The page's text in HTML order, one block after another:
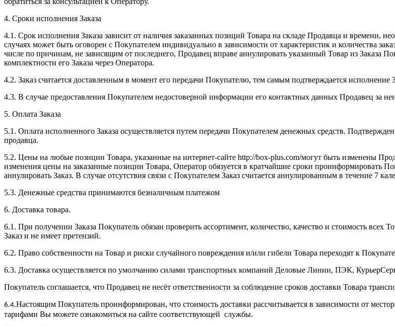
4. Сроки исполнения Заказа
4.1. Срок исполнения Заказа зависит от наличия заказанных позиций Товара на складе Продавца и времени,
случаях может быть оговорен с Покупателем индивидуально в зависимости от характеристик и количества
числе по причинам, не зависящим от последнего, Продавец вправе аннулировать указанный Товар из Заказа
комплектности его Заказа через Оператора.
4.2. Заказ считается доставленным в момент его передачи Покупателю, тем самым подтверждается исполнение
4.3. В случае предоставления Покупателем недостоверной информации его контактных данных Продавец за
5. Оплата Заказа
5.1. Оплата исполненного Заказа осуществляется путем передачи Покупателем денежных средств.
продавца.
5.2. Цены на любые позиции Товара, указанные на интернет-сайте http://box-plus.com/могут быть изменены
изменения цены на заказанные позиции Товара, Оператор обязуется в кратчайшие сроки проинформировать
аннулировать Заказ. В случае отсутствия связи с Покупателем Заказ считается аннулированным в течение 7
5.3. Денежные средства принимаются безналичным платежом
6. Доставка товара.
6.1. При получении Заказа Покупатель обязан проверить ассортимент, количество, качество и стоимость всех
Заказ и не имеет претензий.
6.2. Право собственности на Товар и риски случайного повреждения и/или гибели Товара переходят к
6.3. Доставка осуществляется по умолчанию силами транспортных компаний Деловые Линии, ПЭК,
Покупатель соглашается, что Продавец не несёт ответственности за соблюдение сроков доставки Товара
6.4.Настоящим Покупатель проинформирован, что стоимость доставки рассчитывается в зависимости от
тарифами Вы можете ознакомиться на сайте соответствующей службы.